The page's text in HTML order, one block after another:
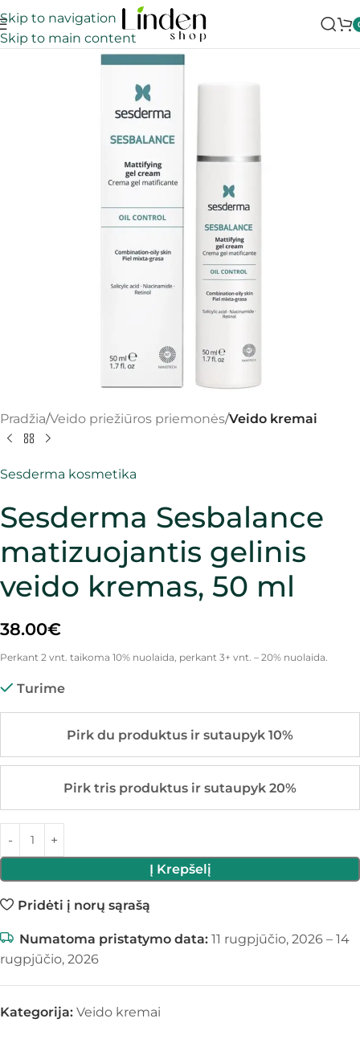
Skip to navigation
Skip to main content
Pradžia Veido priežiūros priemonės Veido kremai
Sesderma kosmetika
Sesderma Sesbalance
matizuojantis gelinis
veido kremas, 50 ml
38.00€
Perkant 2 vnt. taikoma 10% nuolaida, perkant 3+ vnt. – 20% nuolaida.
Turime
Pirk du produktus ir sutaupyk 10%
Pirk tris produktus ir sutaupyk 20%
Į Krepšelį
Pridėti į norų sąrašą
Numatoma pristatymo data: 11 rugpjūčio, 2026 – 14
rugpjūčio, 2026
Kategorija: Veido kremai